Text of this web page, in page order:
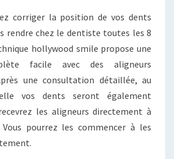
corriger la position de vos dents
rendre chez le dentiste toutes les 8
hollywood smile propose une
facile avec des aligneurs
une consultation détaillée, au
vos dents seront également
les aligneurs directement à
pourrez les commencer à les